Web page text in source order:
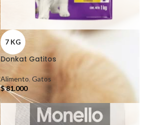
7 KG
Donkat Gatitos
Alimento, Gatos
$81.000